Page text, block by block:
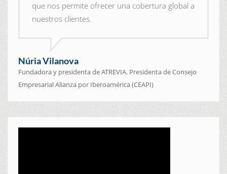
que nos permite ofrecer una cobertura global a
nuestros clientes.
Núria Vilanova
Fundadora y presidenta de ATREVIA. Presidenta de Consejo
Empresarial Alianza por Iberoamérica (CEAPI)